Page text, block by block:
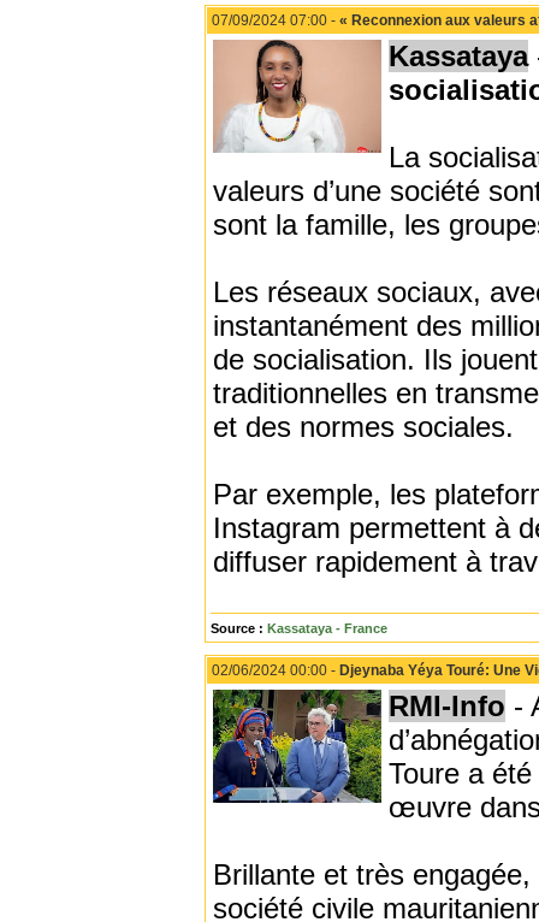
07/09/2024 07:00 - « Reconnexion aux valeurs
Kassataya
La
valeurs d’une société
sont la famille, les
Les réseaux sociaux,
instantanément des
de socialisation. Ils
traditionnelles en
et des normes sociales.
Par exemple, les
Instagram permettent à
diffuser rapidement à
Source : Kassataya - France
02/06/2024 00:00 - Djeynaba Yéya Touré: Une
RMI-Info -
Toure a été
œuvre
Brillante et très
société civile